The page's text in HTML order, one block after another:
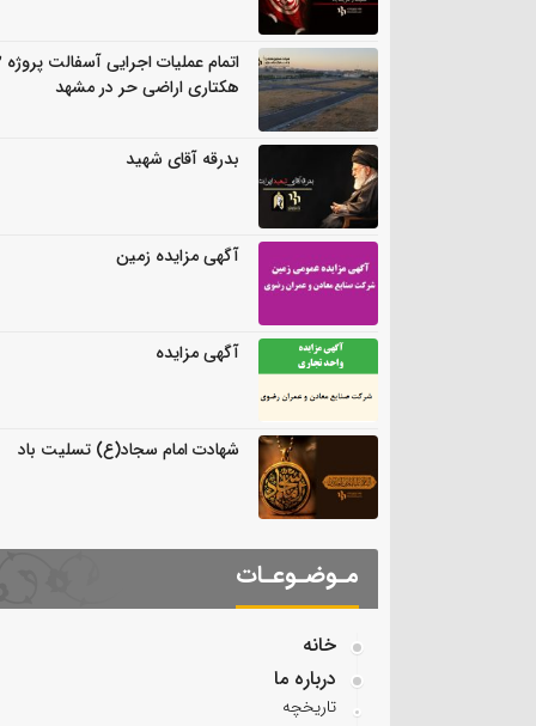
هکتاری اراضی حر در مشهد
بدرقه آقای شهید
آگهی مزایده زمین
آگهی مزایده
شهادت امام سجاد(ع) تسلیت باد
مـوضـوعـات
خانه
درباره ما
تاریخچه